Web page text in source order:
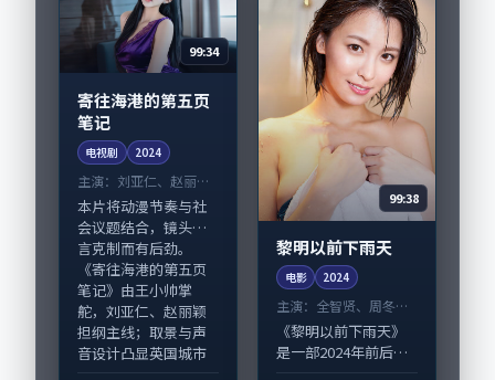
99:34
寄往海港的第五页
笔记
电视剧 2024
主演： 刘亚仁、赵丽颖
等
本片将动漫节奏与社
会议题结合，镜头语
言克制而有后劲。
《寄往海港的第五页
笔记》由王小帅掌
舵，刘亚仁、赵丽颖
担纲主线；取景与声
音设计凸显英国城市
99:38
黎明以前下雨天
电影 2024
主演： 全智贤、周冬雨
等
《黎明以前下雨天》
是一部2024年前后推